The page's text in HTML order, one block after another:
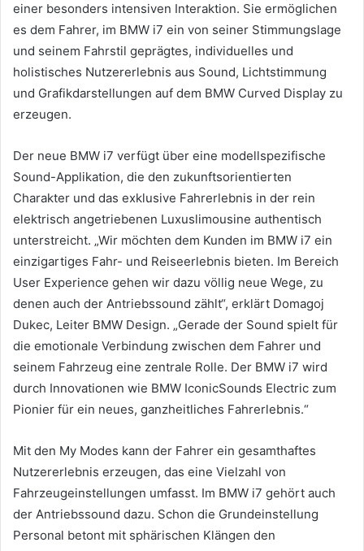
einer besonders intensiven Interaktion. Sie ermöglichen
es dem Fahrer, im BMW i7 ein von seiner Stimmungslage
und seinem Fahrstil geprägtes, individuelles und
holistisches Nutzererlebnis aus Sound, Lichtstimmung
und Grafikdarstellungen auf dem BMW Curved Display zu
erzeugen.
Der neue BMW i7 verfügt über eine modellspezifische
Sound-Applikation, die den zukunftsorientierten
Charakter und das exklusive Fahrerlebnis in der rein
elektrisch angetriebenen Luxuslimousine authentisch
unterstreicht. „Wir möchten dem Kunden im BMW i7 ein
einzigartiges Fahr- und Reiseerlebnis bieten. Im Bereich
User Experience gehen wir dazu völlig neue Wege, zu
denen auch der Antriebssound zählt“, erklärt Domagoj
Dukec, Leiter BMW Design. „Gerade der Sound spielt für
die emotionale Verbindung zwischen dem Fahrer und
seinem Fahrzeug eine zentrale Rolle. Der BMW i7 wird
durch Innovationen wie BMW IconicSounds Electric zum
Pionier für ein neues, ganzheitliches Fahrerlebnis.“
Mit den My Modes kann der Fahrer ein gesamthaftes
Nutzererlebnis erzeugen, das eine Vielzahl von
Fahrzeugeinstellungen umfasst. Im BMW i7 gehört auch
der Antriebssound dazu. Schon die Grundeinstellung
Personal betont mit sphärischen Klängen den